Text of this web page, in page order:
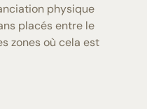
physique
placés entre le
zones où cela est